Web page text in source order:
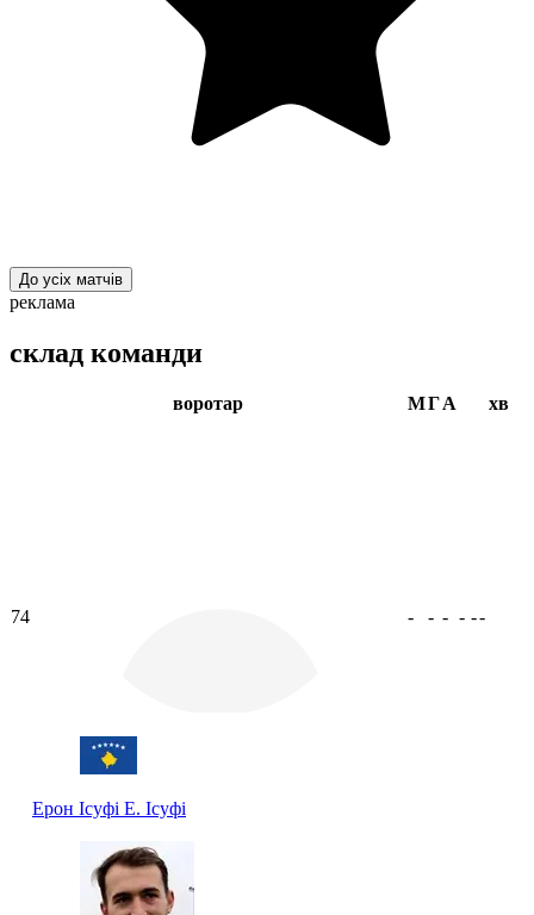
До усіх матчів
реклама
склад команди
воротар МГА хв
74
Ерон Ісуфі Е. Ісуфі
- - - - --